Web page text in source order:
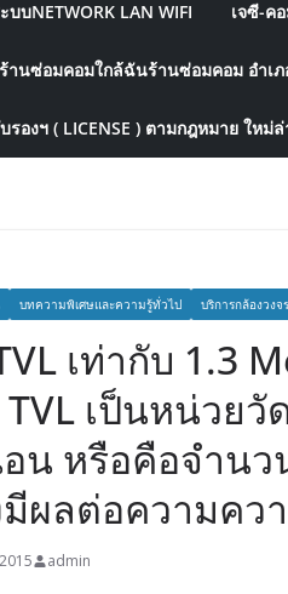
บNETWORK LAN WIFI เจซี-ค
ร้านซ่อมคอมใกล้ฉันร้านซ่อมคอม อำ
รองฯ ( LICENSE ) ตามกฎหมาย ให
บทความพิเศษและความรู้ทั่วไป บริการกล้องวงจ
เท่ากับ 1.3
TVL เป็นหน่วย
น หรือคือจำนว
ผลต่อความคว
admin